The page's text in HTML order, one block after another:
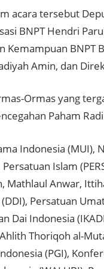
acara tersebut
BNPT Hendri
Kemampuan BNPT
Amin, dan
Ormas yang
Paham
Indonesia (MUI),
Islam
Mathlaul Anwar,
Persatuan
Dai Indonesia
Ahlith Thoriqoh al-
(PGI),